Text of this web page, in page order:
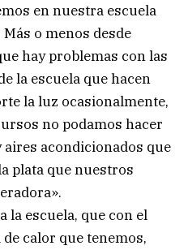
en nuestra escuela
o menos desde
hay problemas con las
la escuela que hacen
la luz ocasionalmente,
no podamos hacer
acondicionados que
plata que nuestros
la escuela, que con el
calor que tenemos,